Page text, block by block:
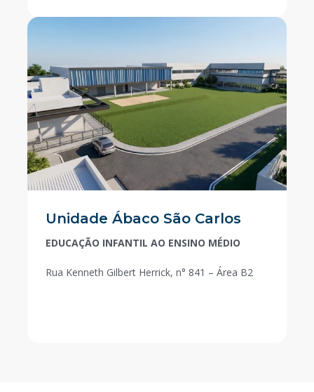
Unidade Ábaco São Carlos
EDUCAÇÃO INFANTIL AO ENSINO MÉDIO
Rua Kenneth Gilbert Herrick, n° 841 – Área B2